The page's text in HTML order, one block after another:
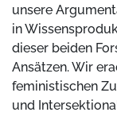
unsere
in
dieser beiden
Ansätzen. Wir
feministischen
und